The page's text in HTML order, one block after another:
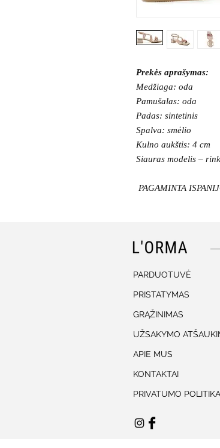
Prekės aprašymas:
Medžiaga: oda
Pamušalas: oda
Padas: sintetinis
Spalva: smėlio
Kulno aukštis: 4 cm
Siauras modelis –
PAGAMINTA
PARDUOTUVĖ
PRISTATYMAS
GRĄŽINIMAS
UŽSAKYMO
APIE MUS
KONTAKTAI
PRIVATUMO POLITIKA